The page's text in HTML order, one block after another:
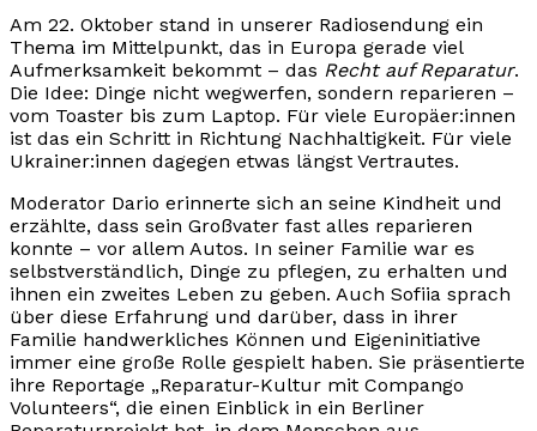
Am 22. Oktober stand in unserer Radiosendung ein
Thema im Mittelpunkt, das in Europa gerade viel
Aufmerksamkeit bekommt – das Recht auf Reparatur.
Die Idee: Dinge nicht wegwerfen, sondern reparieren –
vom Toaster bis zum Laptop. Für viele Europäer:innen
ist das ein Schritt in Richtung Nachhaltigkeit. Für viele
Ukrainer:innen dagegen etwas längst Vertrautes.
Moderator Dario erinnerte sich an seine Kindheit und
erzählte, dass sein Großvater fast alles reparieren
konnte – vor allem Autos. In seiner Familie war es
selbstverständlich, Dinge zu pflegen, zu erhalten und
ihnen ein zweites Leben zu geben. Auch Sofiia sprach
über diese Erfahrung und darüber, dass in ihrer
Familie handwerkliches Können und Eigeninitiative
immer eine große Rolle gespielt haben. Sie präsentierte
ihre Reportage „Reparatur-Kultur mit Compango
Volunteers“, die einen Einblick in ein Berliner